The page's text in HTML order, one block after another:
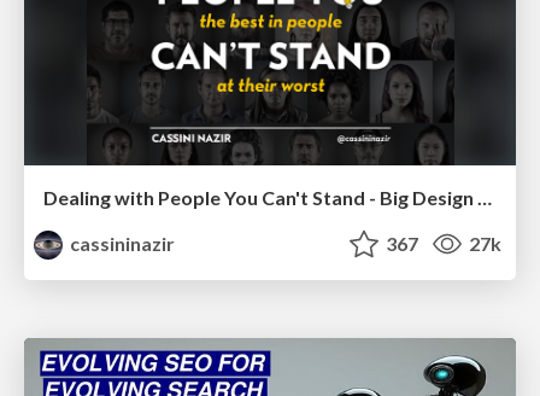
Dealing with People You Can't Stand - Big Design 2015
cassininazir
367 27k